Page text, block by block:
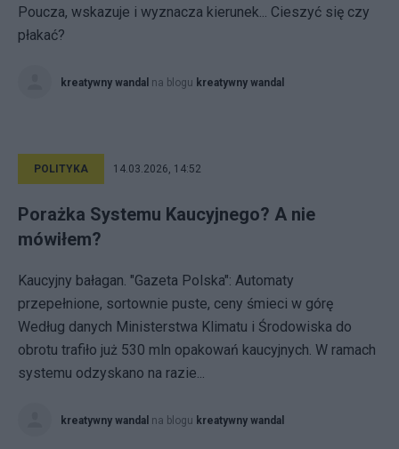
Poucza, wskazuje i wyznacza kierunek... Cieszyć się czy
płakać?
kreatywny wandal na blogu kreatywny wandal
POLITYKA 14.03.2026, 14:52
Porażka Systemu Kaucyjnego? A nie
mówiłem?
Kaucyjny bałagan. "Gazeta Polska": Automaty
przepełnione, sortownie puste, ceny śmieci w górę
Według danych Ministerstwa Klimatu i Środowiska do
obrotu trafiło już 530 mln opakowań kaucyjnych. W ramach
systemu odzyskano na razie...
kreatywny wandal na blogu kreatywny wandal